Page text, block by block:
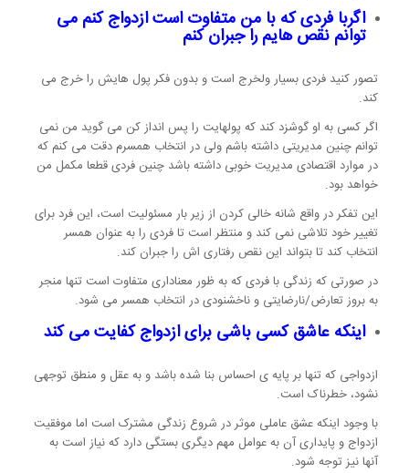
اگربا فردی که با من متفاوت است ازدواج کنم می
توانم نقص هایم را جبران کنم
تصور کنید فردی بسیار ولخرج است و بدون فکر پول هایش را خرج می
کند.
اگر کسی به او گوشزد کند که پولهایت را پس انداز کن می گوید من نمی
توانم چنین مدیریتی داشته باشم ولی در انتخاب همسرم دقت می کنم که
در موارد اقتصادی مدیریت خوبی داشته باشد چنین فردی قطعا مکمل من
خواهد بود.
این تفکر در واقع شانه خالی کردن از زیر بار مسئولیت است، این فرد برای
تغییر خود تلاشی نمی کند و منتظر است تا فردی را به عنوان همسر
انتخاب کند تا بتواند این نقص رفتاری اش را جبران کند.
در صورتی که زندگی با فردی که به ظور معناداری متفاوت است تنها منجر
به بروز تعارض/نارضایتی و ناخشنودی در انتخاب همسر می شود.
اینکه عاشق کسی باشی برای ازدواج کفایت می کند
ازدواجی که تنها بر پایه ی احساس بنا شده باشد و به عقل و منطق توجهی
نشود، خطرناک است.
با وجود اینکه عشق عاملی موثر در شروع زندگی مشترک است اما موفقیت
ازدواج و پایداری آن به عوامل مهم دیگری بستگی دارد که نیاز است به
آنها نیز توجه شود.